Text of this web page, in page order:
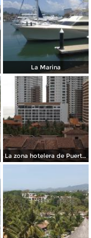
La Marina
La zona hotelera de Puerto Vallarta. Abril/2015